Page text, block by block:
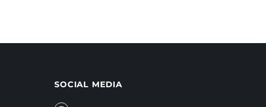
SOCIAL MEDIA
I